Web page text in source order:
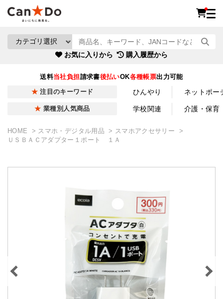
お気に入りから 購入履歴から
送料当社負担請求書後払いOK各種帳票出力可能
注目のキーワード ひんやり ネットポー
業種別人気商品 学校関連 介護・保育
HOME スマホ・デジタル用品
スマホアクセサリー
ＵＳＢＡＣアダプター１ポート １Ａ